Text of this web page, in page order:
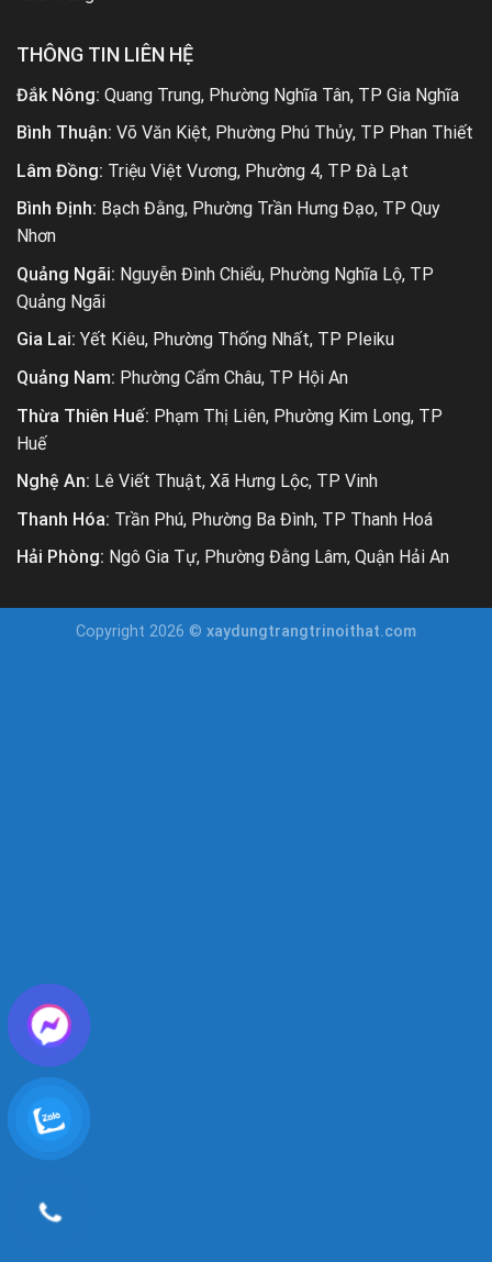
THÔNG TIN LIÊN HỆ
Đắk Nông: Quang Trung, Phường Nghĩa Tân, TP Gia Nghĩa
Bình Thuận: Võ Văn Kiệt, Phường Phú Thủy, TP Phan Thiết
Lâm Đồng: Triệu Việt Vương, Phường 4, TP Đà Lạt
Bình Định: Bạch Đằng, Phường Trần Hưng Đạo, TP Quy
Nhơn
Quảng Ngãi: Nguyễn Đình Chiểu, Phường Nghĩa Lộ, TP
Quảng Ngãi
Gia Lai: Yết Kiêu, Phường Thống Nhất, TP Pleiku
Quảng Nam: Phường Cẩm Châu, TP Hội An
Thừa Thiên Huế: Phạm Thị Liên, Phường Kim Long, TP
Huế
Nghệ An: Lê Viết Thuật, Xã Hưng Lộc, TP Vinh
Thanh Hóa: Trần Phú, Phường Ba Đình, TP Thanh Hoá
Hải Phòng: Ngô Gia Tự, Phường Đằng Lâm, Quận Hải An
Copyright 2026 © xaydungtrangtrinoithat.com